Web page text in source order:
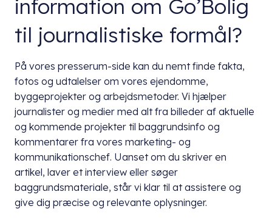
information om Go’Bolig
til journalistiske formål?
På vores presserum-side kan du nemt finde fakta,
fotos og udtalelser om vores ejendomme,
byggeprojekter og arbejdsmetoder. Vi hjælper
journalister og medier med alt fra billeder af aktuelle
og kommende projekter til baggrundsinfo og
kommentarer fra vores marketing- og
kommunikationschef. Uanset om du skriver en
artikel, laver et interview eller søger
baggrundsmateriale, står vi klar til at assistere og
give dig præcise og relevante oplysninger.